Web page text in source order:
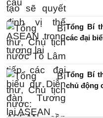
Tổng Bí
các đại
Tổng Bí
chủ động